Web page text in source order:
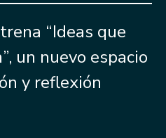
“Ideas que
un nuevo espacio
y reflexión